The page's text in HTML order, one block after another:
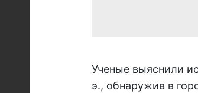
Ученые выяснили
э., обнаружив в